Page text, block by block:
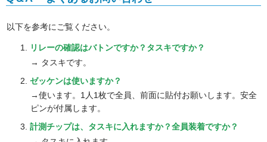
以下を参考にご覧ください。
リレーの確認はバトンですか？タスキですか？
→ タスキです。
ゼッケンは使いますか？
→使います。1人1枚で全員、前面に貼付お願いします。安全
ピンが付属します。
計測チップは、タスキに入れますか？全員装着ですか？